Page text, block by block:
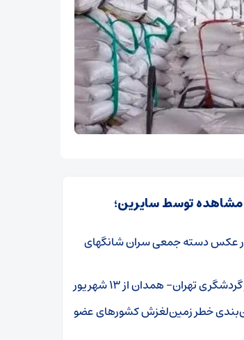
مشاهده توسط سایرین؛
عکس دسته جمعی سران شانگهای
تهران- همدان از ۱۳ شهریور
خطر زمین‌لغزش کشورهای عضو